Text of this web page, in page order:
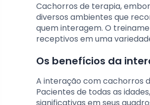
Cachorros de terapia,
diversos ambientes que
quem interagem. O
receptivos em uma
Os benefícios da
A interação com cachorros
Pacientes de todas as